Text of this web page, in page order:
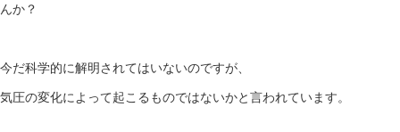
んか？
今だ科学的に解明されてはいないのですが、
気圧の変化によって起こるものではないかと言われています。